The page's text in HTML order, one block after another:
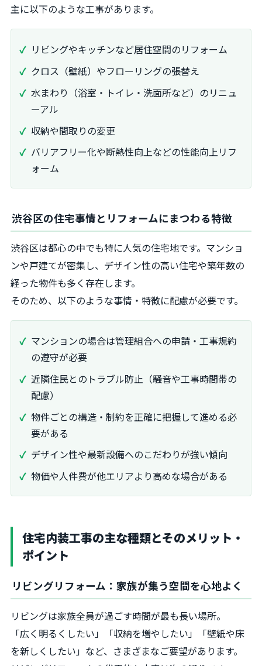
主に以下のような工事があります。
リビングやキッチンなど居住空間のリフォーム
クロス（壁紙）やフローリングの張替え
水まわり（浴室・トイレ・洗面所など）のリニュ
ーアル
収納や間取りの変更
バリアフリー化や断熱性向上などの性能向上リフ
ォーム
渋谷区の住宅事情とリフォームにまつわる特徴
渋谷区は都心の中でも特に人気の住宅地です。マンショ
ンや戸建てが密集し、デザイン性の高い住宅や築年数の
経った物件も多く存在します。
そのため、以下のような事情・特徴に配慮が必要です。
マンションの場合は管理組合への申請・工事規約
の遵守が必要
近隣住民とのトラブル防止（騒音や工事時間帯の
配慮）
物件ごとの構造・制約を正確に把握して進める必
要がある
デザイン性や最新設備へのこだわりが強い傾向
物価や人件費が他エリアより高めな場合がある
住宅内装工事の主な種類とそのメリット・
ポイント
リビングリフォーム：家族が集う空間を心地よく
リビングは家族全員が過ごす時間が最も長い場所。
「広く明るくしたい」「収納を増やしたい」「壁紙や床
を新しくしたい」など、さまざまなご要望があります。